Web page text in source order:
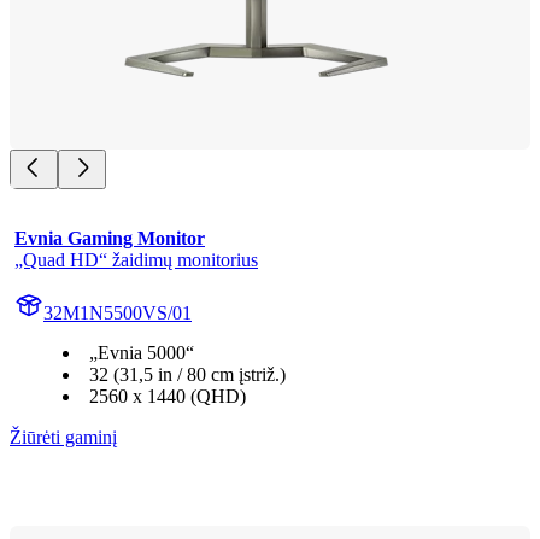
Evnia Gaming Monitor
„Quad HD“ žaidimų monitorius
32M1N5500VS/01
„Evnia 5000“
32 (31,5 in / 80 cm įstriž.)
2560 x 1440 (QHD)
Žiūrėti gaminį